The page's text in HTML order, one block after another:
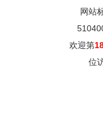
网站
欢迎第
位